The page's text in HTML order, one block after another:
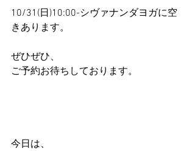
10/31(日)10:00-シヴァナンダヨガに空
きあります。
ぜひぜひ、
ご予約お待ちしております。
今日は、